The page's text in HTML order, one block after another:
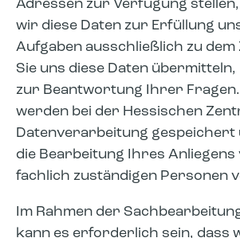
Adressen zur Verfügung
wir diese Daten zur Erfüllung
Aufgaben ausschließlich zu dem
Sie uns diese Daten
zur Beantwortung Ihrer Fragen.
werden bei der Hessischen
Datenverarbeitung
die Bearbeitung Ihres Anliegens
fachlich zuständigen Personen
Im Rahmen der
kann es erforderlich sein, dass